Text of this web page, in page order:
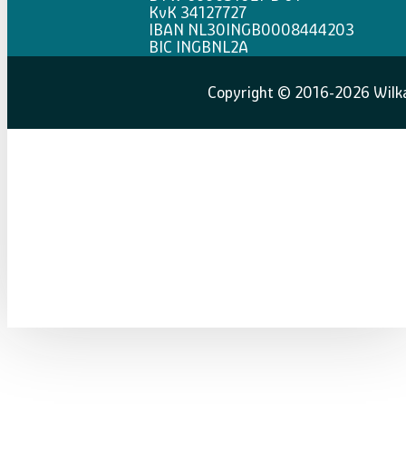
KvK 34127727
IBAN NL30INGB0008444203
BIC INGBNL2A
Copyright © 2016-2026